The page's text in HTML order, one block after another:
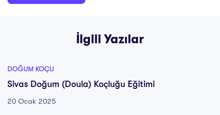
İlgili Yazılar
DOĞUM KOÇU
Sivas Doğum (Doula) Koçluğu Eğitimi
20 Ocak 2025